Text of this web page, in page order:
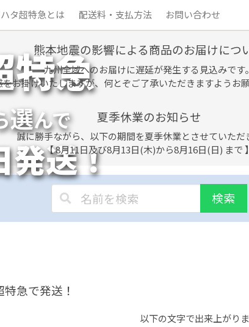
タ超特急とは 配送料・支払方法 お問い合わせ
特急
選んで
発送！
熊本地震の影響による商品のお届けにつ
九州全域へのお届けに遅延が発生する見込みです。
をお掛けいたしますが、何とぞご了承いただきますようお
夏季休業のお知らせ
誠に勝手ながら、以下の期間を夏季休業とさせていただ
【 8月11日及び8月13日(木)から8月16日(日) まで 】
検索
特急で発送！
以下の文字で出来上がりま